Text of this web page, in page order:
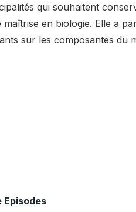
qui souhaitent
maîtrise en biologie. Elle a
sur les composantes du
Episodes